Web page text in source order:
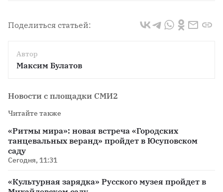
Поделиться статьей:
Автор
Максим Булатов
Новости с площадки СМИ2
Читайте также
«Ритмы мира»: новая встреча «Городских
танцевальных веранд» пройдет в Юсуповском
саду
Сегодня, 11:31
«Культурная зарядка» Русского музея пройдет в